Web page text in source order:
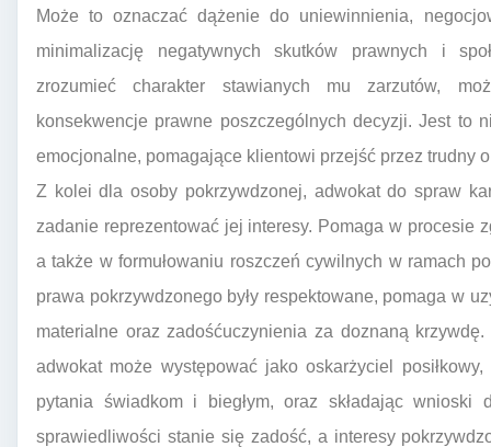
Może to oznaczać dążenie do uniewinnienia,
minimalizację negatywnych skutków prawnych i
zrozumieć charakter stawianych mu zarzutów,
konsekwencje prawne poszczególnych decyzji. Jest to
emocjonalne, pomagające klientowi przejść przez trudny
Z kolei dla osoby pokrzywdzonej, adwokat do spraw
zadanie reprezentować jej interesy. Pomaga w procesie
a także w formułowaniu roszczeń cywilnych w ramach
prawa pokrzywdzonego były respektowane, pomaga w
materialne oraz zadośćuczynienia za doznaną
adwokat może występować jako oskarżyciel
pytania świadkom i biegłym, oraz składając wnioski
sprawiedliwości stanie się zadość, a interesy